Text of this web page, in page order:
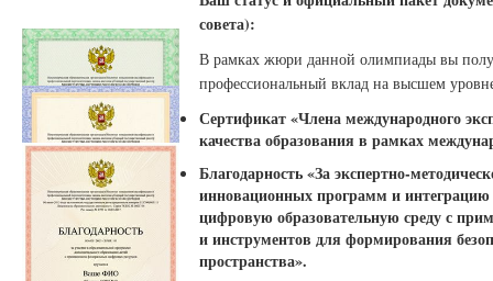
совета):
В рамках жюри данной олимпиады вы
профессиональный вклад на высшем
Сертификат «Члена международного
качества образования в рамках
Благодарность «За экспертно-
инновационных программ и интеграцию
цифровую образовательную среду с
и инструментов для формирования
пространства».